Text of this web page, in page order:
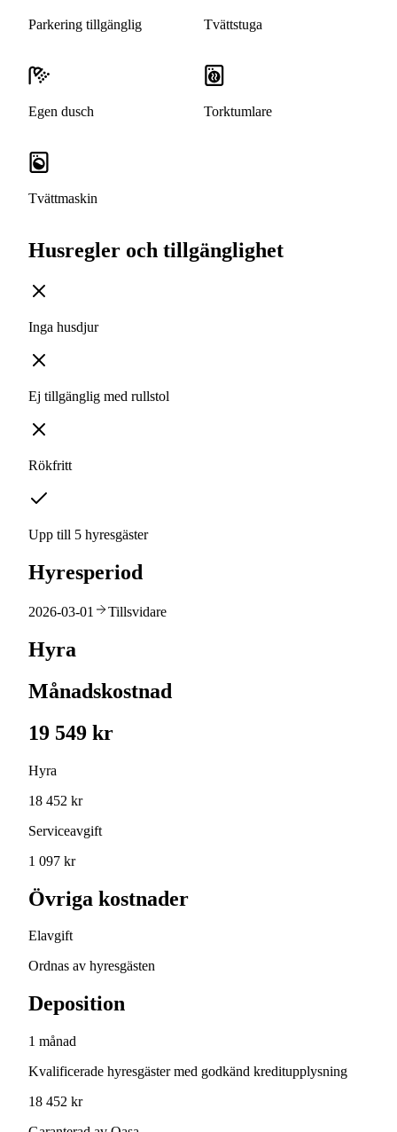
Parkering tillgänglig Tvättstuga
Egen dusch Torktumlare
Tvättmaskin
Husregler och tillgänglighet
Inga husdjur
Ej tillgänglig med rullstol
Rökfritt
Upp till 5 hyresgäster
Hyresperiod
2026-03-01 Tillsvidare
Hyra
Månadskostnad
19 549 kr
Hyra
18 452 kr
Serviceavgift
1 097 kr
Övriga kostnader
Elavgift
Ordnas av hyresgästen
Deposition
1 månad
Kvalificerade hyresgäster med godkänd kreditupplysning
18 452 kr